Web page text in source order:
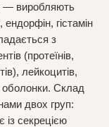
— виробляють
гістамін
з
(протеїнів,
лейкоцитів,
оболонки. Склад
двох груп:
із секрецією